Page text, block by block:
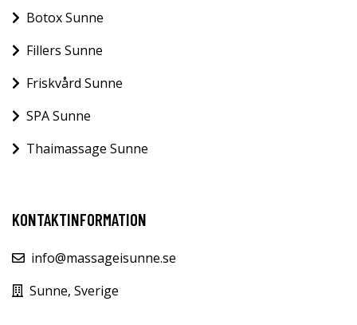
Botox Sunne
Fillers Sunne
Friskvård Sunne
SPA Sunne
Thaimassage Sunne
KONTAKTINFORMATION
info@massageisunne.se
Sunne, Sverige